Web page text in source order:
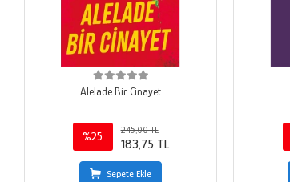
Alelade Bir Cinayet
%25
245,00 TL
183,75 TL
Sepete Ekle